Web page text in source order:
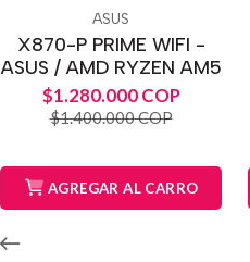
ASUS
X870-P PRIME WIFI -
ASUS / AMD RYZEN AM5
$1.280.000 COP
$1.400.000 COP
AGREGAR AL CARRO